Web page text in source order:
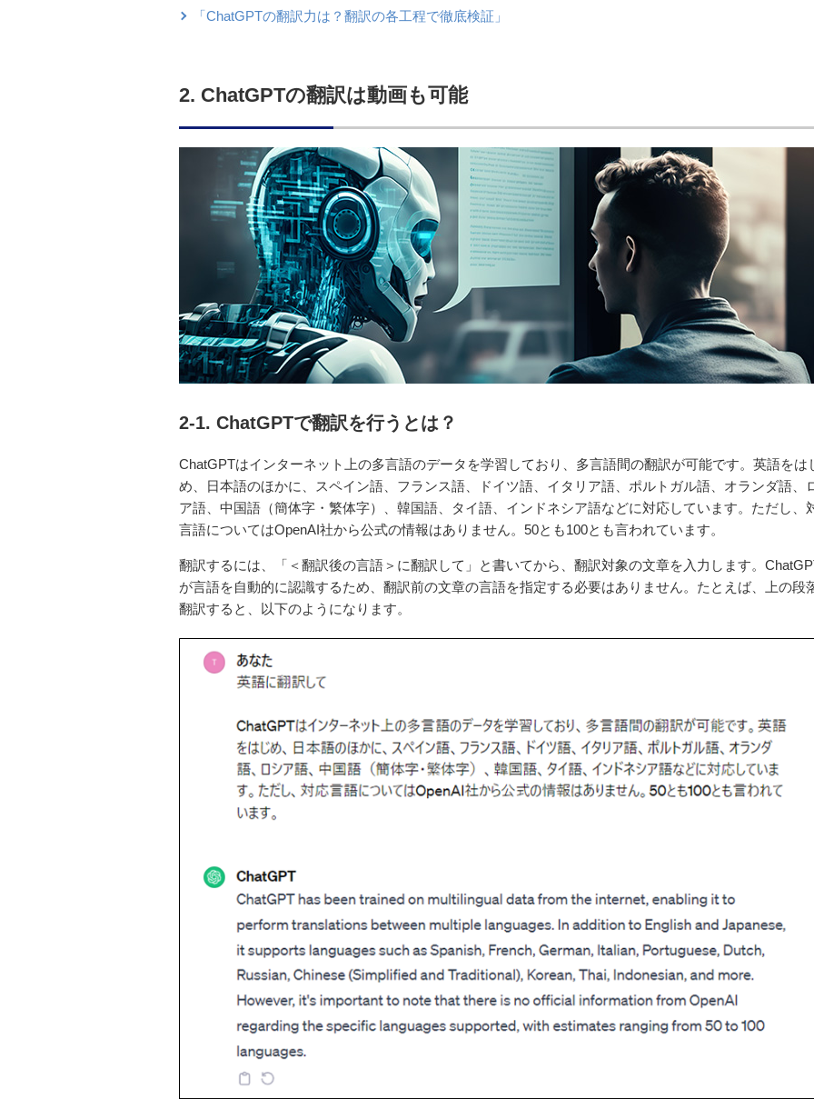
「ChatGPTの翻訳力は？翻訳の各工程で徹底検証」
2. ChatGPTの翻訳は動画も可能
2-1. ChatGPTで翻訳を行うとは？
ChatGPTはインターネット上の多言語のデータを学習しており、多言語間の翻訳が可能です。英語をは
め、日本語のほかに、スペイン語、フランス語、ドイツ語、イタリア語、ポルトガル語、オランダ語、
ア語、中国語（簡体字・繁体字）、韓国語、タイ語、インドネシア語などに対応しています。ただし、
言語についてはOpenAI社から公式の情報はありません。50とも100とも言われています。
翻訳するには、「＜翻訳後の言語＞に翻訳して」と書いてから、翻訳対象の文章を入力します。
が言語を自動的に認識するため、翻訳前の文章の言語を指定する必要はありません。たとえば、上の段
翻訳すると、以下のようになります。